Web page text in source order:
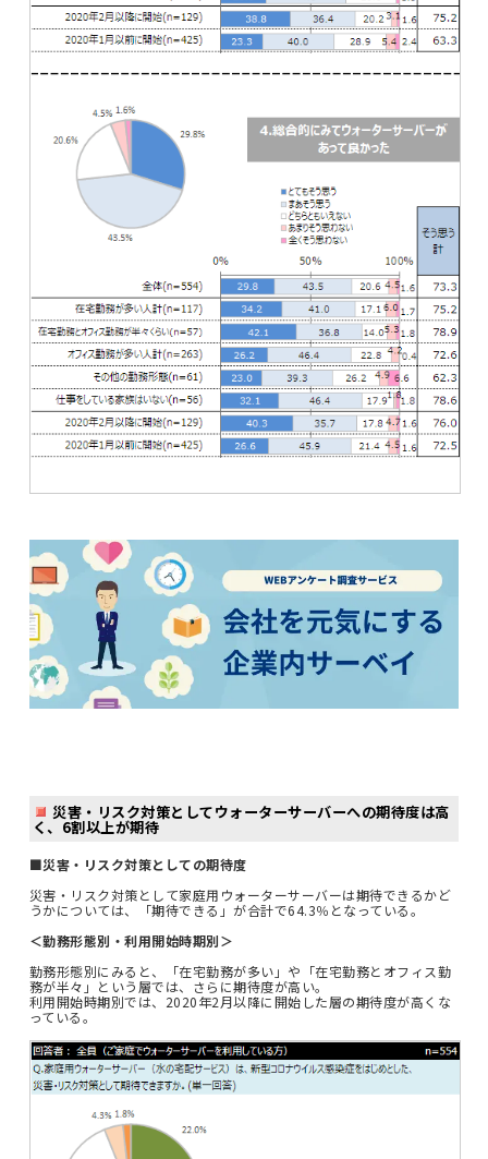
災害・リスク対策としてウォーターサーバーへの期待度は高
く、6割以上が期待
■災害・リスク対策としての期待度
災害・リスク対策として家庭用ウォーターサーバーは期待できるかど
うかについては、「期待できる」が合計で64.3％となっている。
＜勤務形態別・利用開始時期別＞
勤務形態別にみると、「在宅勤務が多い」や「在宅勤務とオフィス勤
務が半々」という層では、さらに期待度が高い。
利用開始時期別では、2020年2月以降に開始した層の期待度が高くな
っている。